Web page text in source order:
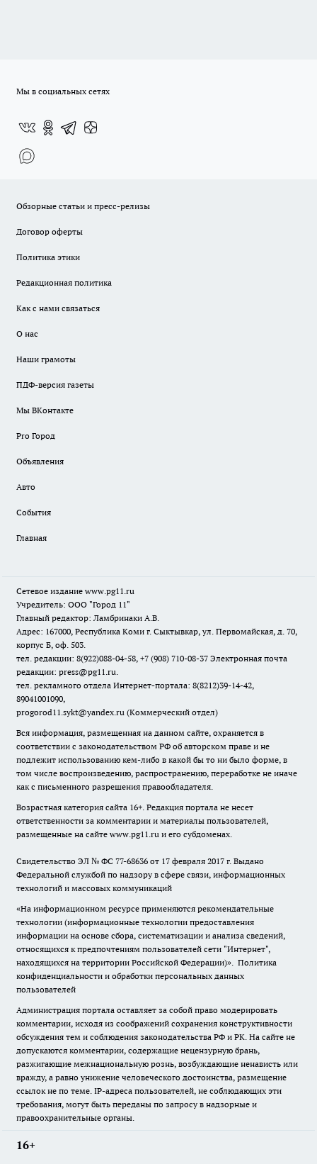
Мы в социальных сетях
Обзорные статьи и пресс-релизы
Договор оферты
Политика этики
Редакционная политика
Как с нами связаться
О нас
Наши грамоты
ПДФ-версия газеты
Мы ВКонтакте
Pro Город
Объявления
Авто
События
Главная
Сетевое издание www.pg11.ru
Учредитель: ООО "Город 11"
Главный редактор: Ламбринаки А.В.
Адрес: 167000, Республика Коми г. Сыктывкар, ул. Первомайская, д. 70,
корпус Б, оф. 503.
тел. редакции: 8(922)088-04-58, +7 (908) 710-08-37 Электронная почта
редакции: press@pg11.ru.
тел. рекламного отдела Интернет-портала: 8(8212)39-14-42,
89041001090,
progorod11.sykt@yandex.ru (Коммерческий отдел)
Вся информация, размещенная на данном сайте, охраняется в
соответствии с законодательством РФ об авторском праве и не
подлежит использованию кем-либо в какой бы то ни было форме, в
том числе воспроизведению, распространению, переработке не иначе
как с письменного разрешения правообладателя.
Возрастная категория сайта 16+. Редакция портала не несет
ответственности за комментарии и материалы пользователей,
размещенные на сайте www.pg11.ru и его субдоменах.
Свидетельство ЭЛ № ФС 77-68636 от 17 февраля 2017 г. Выдано
Федеральной службой по надзору в сфере связи, информационных
технологий и массовых коммуникаций
«На информационном ресурсе применяются рекомендательные
технологии (информационные технологии предоставления
информации на основе сбора, систематизации и анализа сведений,
относящихся к предпочтениям пользователей сети "Интернет",
находящихся на территории Российской Федерации)». Политика
конфиденциальности и обработки персональных данных
пользователей
Администрация портала оставляет за собой право модерировать
комментарии, исходя из соображений сохранения конструктивности
обсуждения тем и соблюдения законодательства РФ и РК. На сайте не
допускаются комментарии, содержащие нецензурную брань,
разжигающие межнациональную рознь, возбуждающие ненависть или
вражду, а равно унижение человеческого достоинства, размещение
ссылок не по теме. IP-адреса пользователей, не соблюдающих эти
требования, могут быть переданы по запросу в надзорные и
правоохранительные органы.
16+